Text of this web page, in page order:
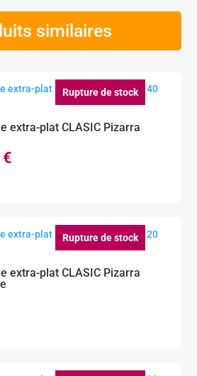
similaires
Rupture de stock
extra-plat CLASIC Pizarra
€
246,24 €.
Rupture de stock
extra-plat CLASIC Pizarra